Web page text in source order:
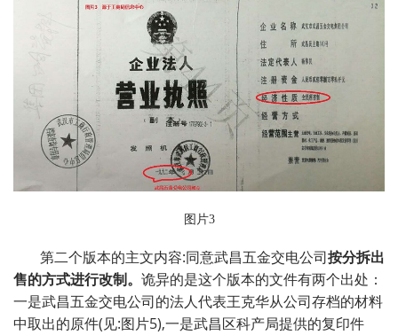
图片3
第二个版本的主文内容:同意武昌五金交电公司按分拆出
售的方式进行改制。 诡异的是这个版本的文件有两个出处：
一是武昌五金交电公司的法人代表王克华从公司存档的材料
中取出的原件(见:图片5),一是武昌区科产局提供的复印件